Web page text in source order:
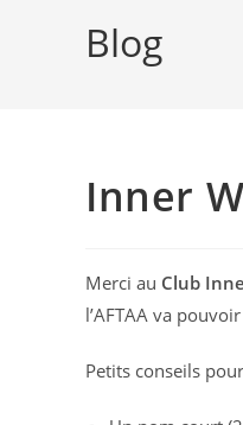
Blog
Inner
Merci au Club
l’AFTAA va
Petits conseils